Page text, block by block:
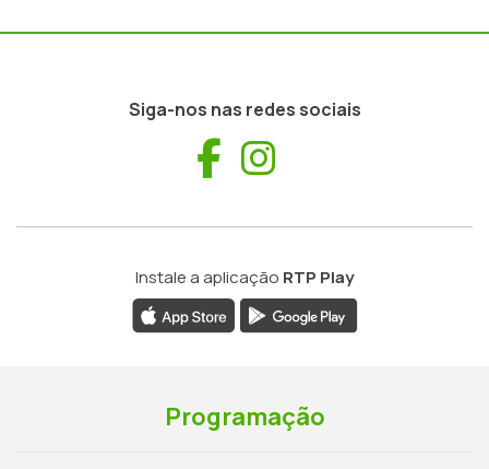
Siga-nos nas redes sociais
Facebook
Instale a aplicação RTP Play
Programação